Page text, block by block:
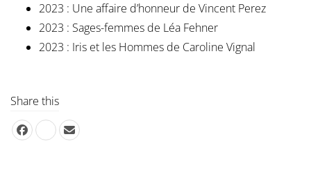
2023 : Une affaire d’honneur de Vincent Perez
2023 : Sages-femmes de Léa Fehner
2023 : Iris et les Hommes de Caroline Vignal
Share this